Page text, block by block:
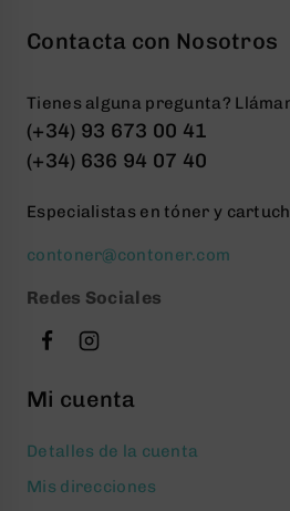
Contacta con Nosotros
Tienes alguna pregunta?
(+34) 93 673 00 41
(+34) 636 94 07 40
Especialistas en tóner y
contoner@contoner.com
Redes Sociales
Mi cuenta
Detalles de la cuenta
Mis direcciones